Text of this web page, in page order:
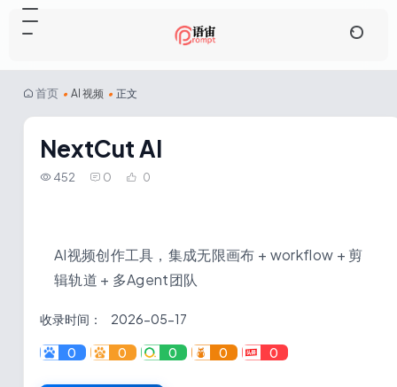
首页 • AI 视频 • 正文
NextCut AI
452 0 0
AI视频创作工具，集成无限画布 + workflow + 剪
辑轨道 + 多Agent团队
收录时间： 2026-05-17
0 0 0 0 0